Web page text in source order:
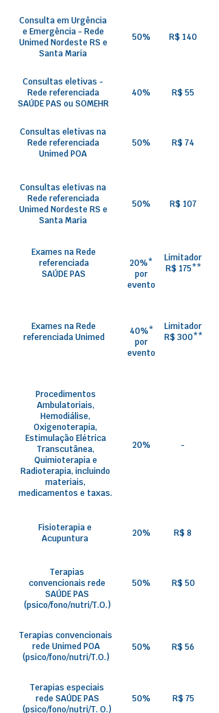
Consulta em Urgência
e Emergência - Rede
Unimed Nordeste RS e
Santa Maria
50% R$ 140
Consultas eletivas -
Rede referenciada
SAÚDE PAS ou SOMEHR
40% R$ 55
Consultas eletivas na
Rede referenciada
Unimed POA
50% R$ 74
Consultas eletivas na
Rede referenciada
Unimed Nordeste RS e
Santa Maria
50% R$ 107
Exames na Rede
referenciada
SAÚDE PAS
20%*
por
evento
Limitador
R$ 175**
Exames na Rede
referenciada Unimed
40%*
por
evento
Limitador
R$ 300**
Procedimentos
Ambulatoriais,
Hemodiálise,
Oxigenoterapia,
Estimulação Elétrica
Transcutânea,
Quimioterapia e
Radioterapia, incluindo
materiais,
medicamentos e taxas.
20% -
Fisioterapia e
Acupuntura
20% R$ 8
Terapias
convencionais rede
SAÚDE PAS
(psico/fono/nutri/T.O.)
50% R$ 50
Terapias convencionais
rede Unimed POA
(psico/fono/nutri/T.O.)
50% R$ 56
Terapias especiais
rede SAÚDE PAS
(psico/fono/nutri/T. O.)
50% R$ 75